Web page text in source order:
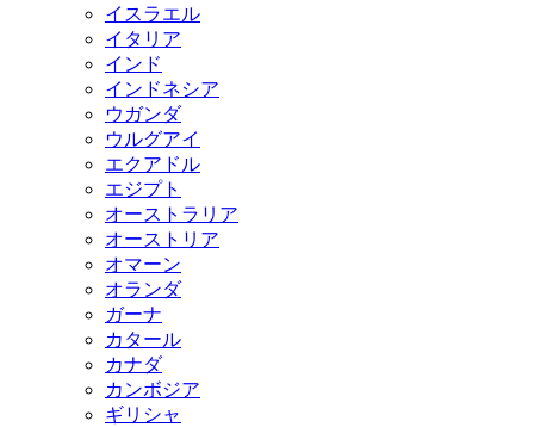
イスラエル
イタリア
インド
インドネシア
ウガンダ
ウルグアイ
エクアドル
エジプト
オーストラリア
オーストリア
オマーン
オランダ
ガーナ
カタール
カナダ
カンボジア
ギリシャ